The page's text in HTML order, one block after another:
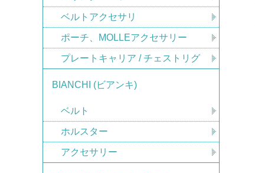
ベルトアクセサリ
ポーチ、MOLLEアクセサリー
プレートキャリア / チェストリグ
BIANCHI (ビアンキ)
ベルト
ホルスター
アクセサリー